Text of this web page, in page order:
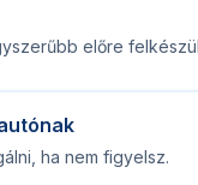
előre
ha nem figyelsz.